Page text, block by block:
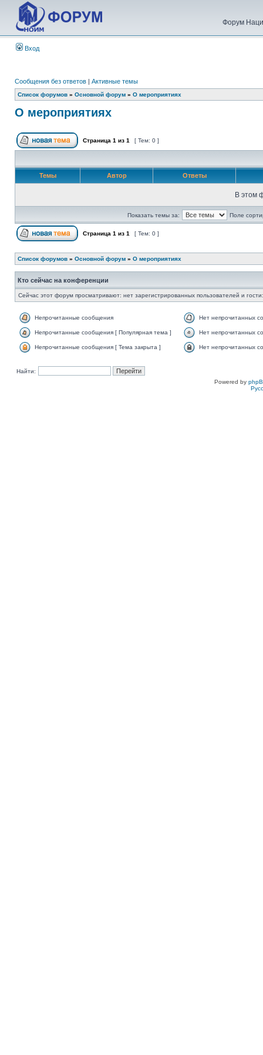
Форум
Вход
Сообщения без ответов | Активные темы
Список форумов » Основной форум » О мероприятиях
О мероприятиях
Страница 1 из 1 [ Тем: 0 ]
Темы Автор Ответы
В этом
Показать темы за: Поле
Страница 1 из 1 [ Тем: 0 ]
Список форумов » Основной форум » О мероприятиях
Кто сейчас на конференции
Сейчас этот форум просматривают: нет зарегистрированных пользователей и
Непрочитанные сообщения Нет непрочитанных
Непрочитанные сообщения [ Популярная тема ] Нет непрочитанных
Непрочитанные сообщения [ Тема закрыта ] Нет непрочитанных
Найти:
Powered by